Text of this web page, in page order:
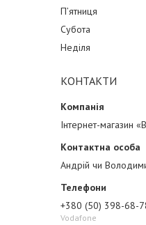
Пʼятниця
Субота
Неділя
КОНТАКТИ
Інтернет-магазин
Андрій чи
+380 (50) 398-68-
Vodafone